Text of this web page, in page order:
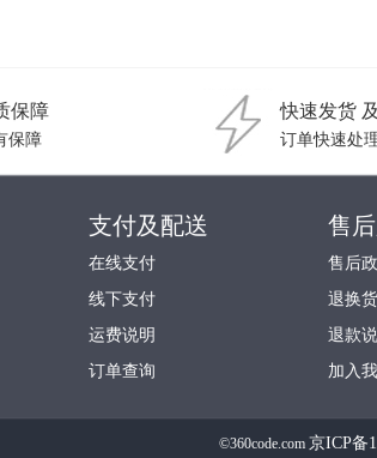
保障
保障
快速发货
订单快速处
支付及配送
在线支付
线下支付
运费说明
订单查询
售
售后
退换货
退款
加入
©360code.com 京ICP备